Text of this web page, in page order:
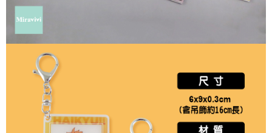
任。
時審查核予不同之上限額度；若仍有額度不足之情形，本公司將視審查結果
請求用戶進行身份認證。
５．嚴禁一人註冊多個帳號或使用他人資訊註冊。若發現惡意使用之情形，
恩沛科技股份有限公司將有權停止該用戶之使用額度並採取法律行動。